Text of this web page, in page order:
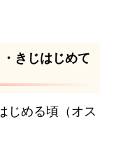
きじはじめて
じめる頃（オス